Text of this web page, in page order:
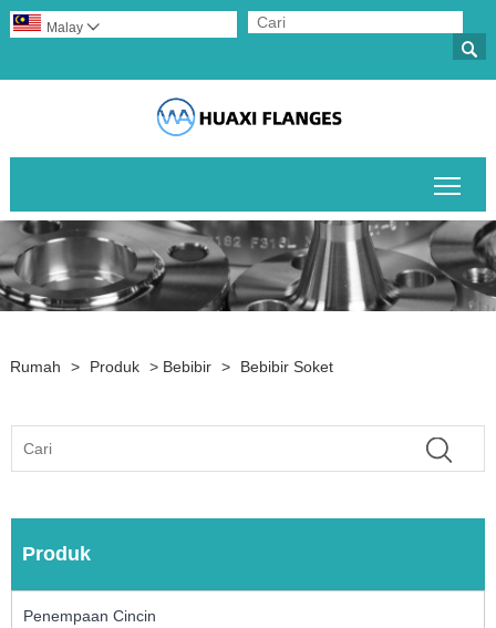

Malay 
Rumah > Produk > Bebibir > Bebibir Soket
Produk
Penempaan Cincin